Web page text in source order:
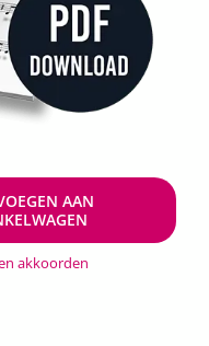
AAN
akkoorden